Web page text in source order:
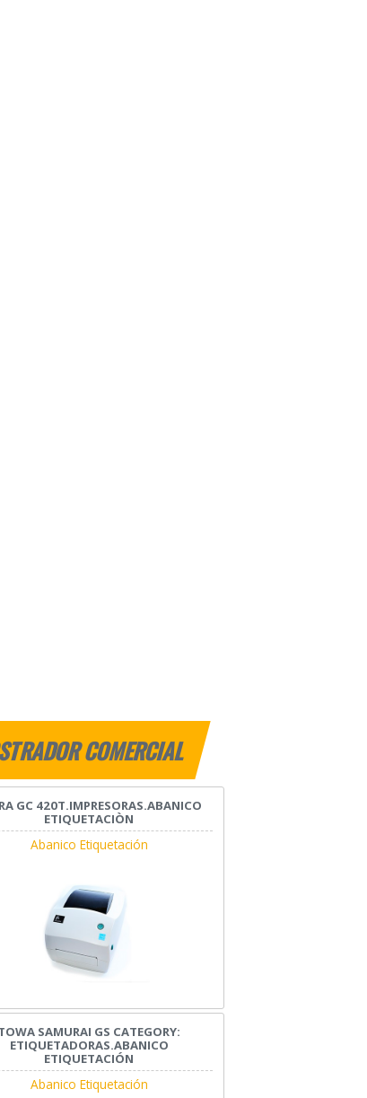
COMERCIAL
GC 420T.IMPRESORAS.ABANICO
ETIQUETACIÒN
Abanico Etiquetación
SAMURAI GS CATEGORY:
ETIQUETADORAS.ABANICO
ETIQUETACIÓN
Abanico Etiquetación